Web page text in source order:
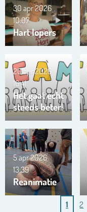
Hart lopers
30 apr 2026
10:07
Het gaat echt
steeds beter!
20 apr 2026
16:41
Reanimatie
5 apr 2026
13:39
1 2